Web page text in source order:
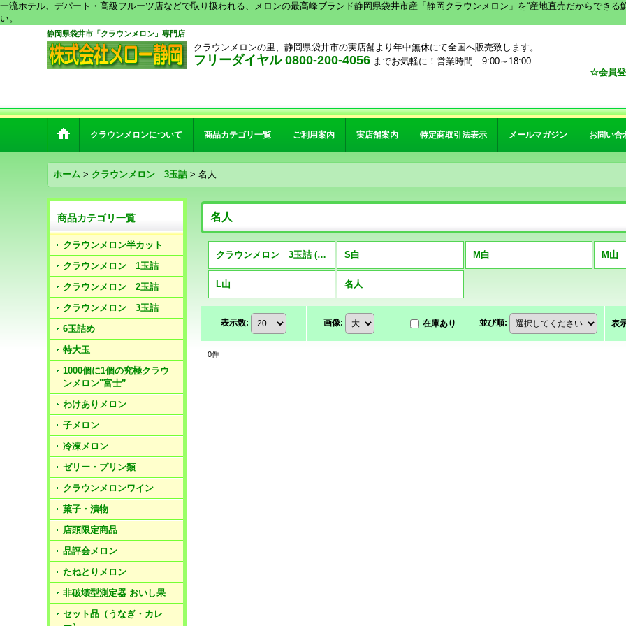
一流ホテル、デパート・高級フルーツ店などで取り扱われる、メロンの最高峰ブランド静岡県袋井市産「静岡クラウンメロン」を“産地直売だからでき
い。
静岡県袋井市「クラウンメロン」専門店
クラウンメロンの里、静岡県袋井市の実店舗より年中無休にて全国へ販売致します。
フリーダイヤル 0800-200-4056 までお気軽に！営業時間 9:00～18:00
☆会員登
クラウンメロンについて 商品カテゴリ一覧 ご利用案内 実店舗案内 特定商取引法表示 メールマガジン お問い合
ホーム > クラウンメロン 3玉詰 > 名人
商品カテゴリ一覧
クラウンメロン半カット
クラウンメロン 1玉詰
クラウンメロン 2玉詰
クラウンメロン 3玉詰
6玉詰め
特大玉
1000個に1個の究極クラウ
ンメロン"富士”
わけありメロン
子メロン
冷凍メロン
ゼリー・プリン類
クラウンメロンワイン
菓子・漬物
店頭限定商品
品評会メロン
たねとりメロン
非破壊型測定器 おいし果
セット品（うなぎ・カレ
名人
クラウンメロン 3玉詰 (全商品) S白 M白 M山
L山 名人
表示数: 画像: 在庫あり 並び順: 表
0件